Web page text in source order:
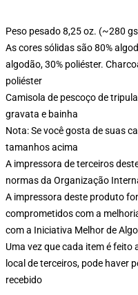
Peso pesado 8,25 oz. (~280
As cores sólidas são 80%
algodão, 30% poliéster.
poliéster
Camisola de pescoço de
gravata e bainha
Nota: Se você gosta de suas
tamanhos acima
A impressora de terceiros
normas da Organização
A impressora deste produto
comprometidos com a
com a Iniciativa Melhor de
Uma vez que cada item é feito
local de terceiros, pode haver
recebido